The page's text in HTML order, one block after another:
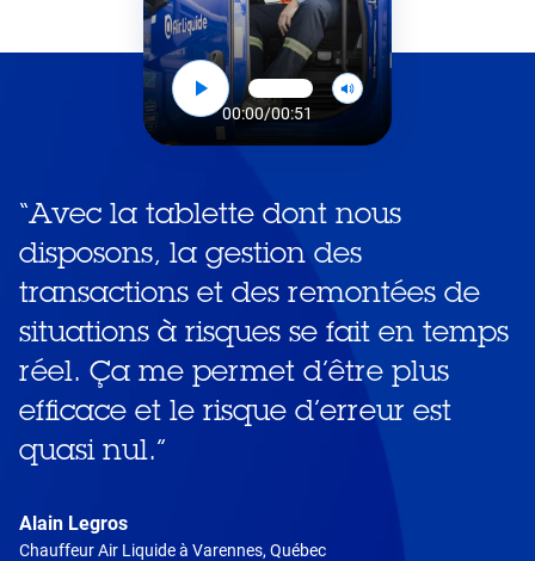
00:00/00:51
“Avec la tablette dont nous
disposons, la gestion des
transactions et des remontées de
situations à risques se fait en temps
réel. Ça me permet d’être plus
efficace et le risque d’erreur est
quasi nul.”
Alain Legros
Chauffeur Air Liquide à Varennes, Québec